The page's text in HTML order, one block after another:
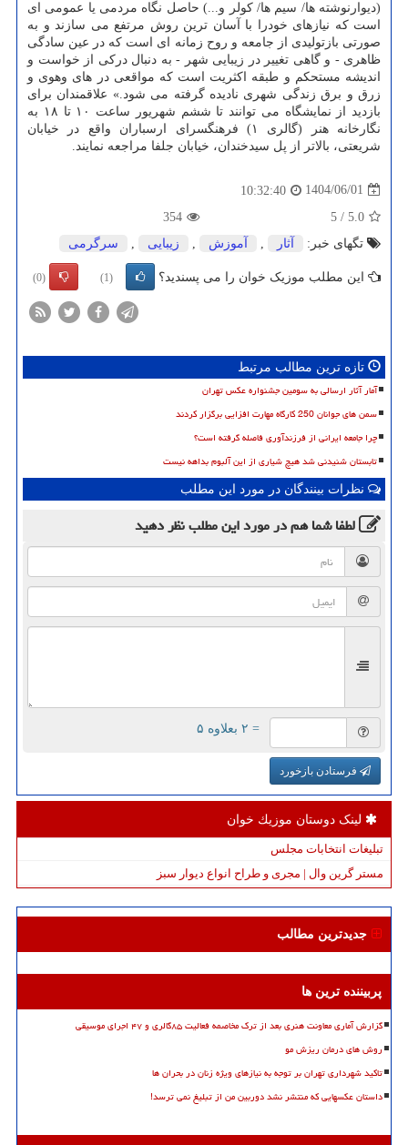
(دیوارنوشته ها/ سیم ها/ کولر و...) حاصل نگاه مردمی یا عمومی ای
است که نیازهای خودرا با آسان ترین روش مرتفع می سازند و به
صورتی بازتولیدی از جامعه و روح زمانه ای است که در عین سادگی
ظاهری - و گاهی تغییر در زیبایی شهر - به دنبال درکی از خواست و
اندیشه مستحکم و طبقه اکثریت است که مواقعی در های وهوی و
زرق و برق زندگی شهری نادیده گرفته می شود.» علاقمندان برای
بازدید از نمایشگاه می توانند تا ششم شهریور ساعت ۱۰ تا ۱۸ به
نگارخانه هنر (گالری ۱) فرهنگسرای ارسباران واقع در خیابان
شریعتی، بالاتر از پل سیدخندان، خیابان جلفا مراجعه نمایند.
1404/06/01
10:32:40
5.0
/
5
354
تگهای خبر:
آثار , آموزش , زیبایی , سرگرمی
این مطلب موزیک خوان را می پسندید؟ (1)
(0)
تازه ترین مطالب مرتبط
آمار آثار ارسالی به سومین جشنواره عکس تهران
سمن های جوانان 250 کارگاه مهارت افزایی برگزار کردند
چرا جامعه ایرانی از فرزندآوری فاصله گرفته است؟
تابستان شنیدنی شد هیچ شیاری از این آلبوم بداهه نیست
نظرات بینندگان در مورد این مطلب
لطفا شما همدر مورد این مطلبنظر دهید
= ۲ بعلاوه ۵
فرستادن بازخورد
لینک دوستان موزیك خوان
تبلیغات انتخابات مجلس
مستر گرین وال | مجری و طراح انواع دیوار سبز
جدیدترین مطالب
پربیننده ترین ها
گزارش آماری معاونت هنری بعد از ترک مخاصمه فعالیت ۸۵گالری و ۴۷ اجرای موسیقی
روش های درمان ریزش مو
تاکید شهرداری تهران بر توجه به نیازهای ویژه زنان در بحران ها
داستان عکسهایی که منتشر نشد دوربین من از تبلیغ نمی ترسد!